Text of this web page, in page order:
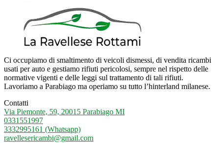
Ci occupiamo di smaltimento di veicoli dismessi, di vendita ricambi
usati per auto e gestiamo rifiuti pericolosi, sempre nel rispetto delle
normative vigenti e delle leggi sul trattamento di tali rifiuti.
Lavoriamo a Parabiago ma operiamo su tutto l’hinterland milanese.
Contatti
Via Piemonte, 59, 20015 Parabiago MI
0331551997
3332995161 (Whatsapp)
ravellesericambi@gmail.com